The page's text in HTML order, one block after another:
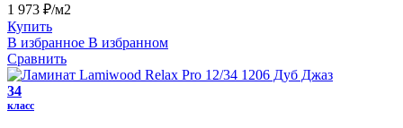
1 973 ₽/м2
Купить
В избранное В избранном
Сравнить
34
класс